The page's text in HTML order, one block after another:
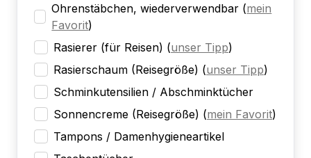
Ohrenstäbchen, wiederverwendbar (mein
Favorit)
Rasierer (für Reisen) (unser Tipp)
Rasierschaum (Reisegröße) (unser Tipp)
Schminkutensilien / Abschminktücher
Sonnencreme (Reisegröße) (mein Favorit)
Tampons / Damenhygieneartikel